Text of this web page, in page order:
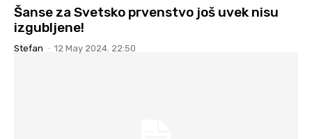
Šanse za Svetsko prvenstvo još uvek nisu
izgubljene!
Stefan - 12 May 2024. 22:50